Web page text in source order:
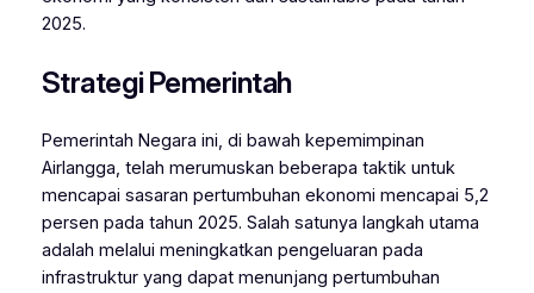
2025.
Strategi Pemerintah
Pemerintah Negara ini, di bawah kepemimpinan
Airlangga, telah merumuskan beberapa taktik untuk
mencapai sasaran pertumbuhan ekonomi mencapai 5,2
persen pada tahun 2025. Salah satunya langkah utama
adalah melalui meningkatkan pengeluaran pada
infrastruktur yang dapat menunjang pertumbuhan